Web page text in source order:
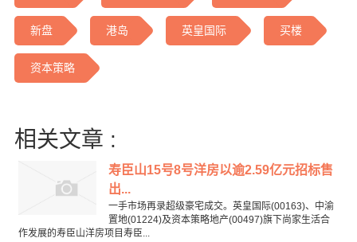
新盘 港岛 英皇国际 买楼
资本策略
相关文章 :
寿臣山15号8号洋房以逾2.59亿元招标售
出...
一手市场再录超级豪宅成交。英皇国际(00163)、中渝
置地(01224)及资本策略地产(00497)旗下尚家生活合
作发展的寿臣山洋房项目寿臣...